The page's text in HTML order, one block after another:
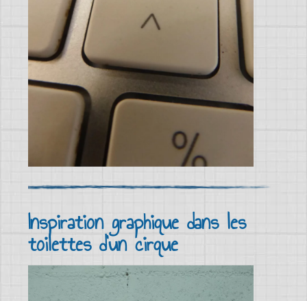
Inspiration graphique dans les
toilettes d'un cirque